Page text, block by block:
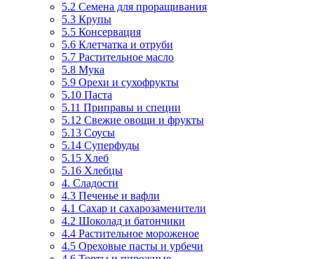
5.2 Семена для проращивания
5.3 Крупы
5.5 Консервация
5.6 Клетчатка и отруби
5.7 Растительное масло
5.8 Мука
5.9 Орехи и сухофрукты
5.10 Паста
5.11 Приправы и специи
5.12 Свежие овощи и фрукты
5.13 Соусы
5.14 Суперфуды
5.15 Хлеб
5.16 Хлебцы
4. Сладости
4.3 Печенье и вафли
4.1 Сахар и сахарозаменители
4.2 Шоколад и батончики
4.4 Растительное мороженое
4.5 Ореховые пасты и урбечи